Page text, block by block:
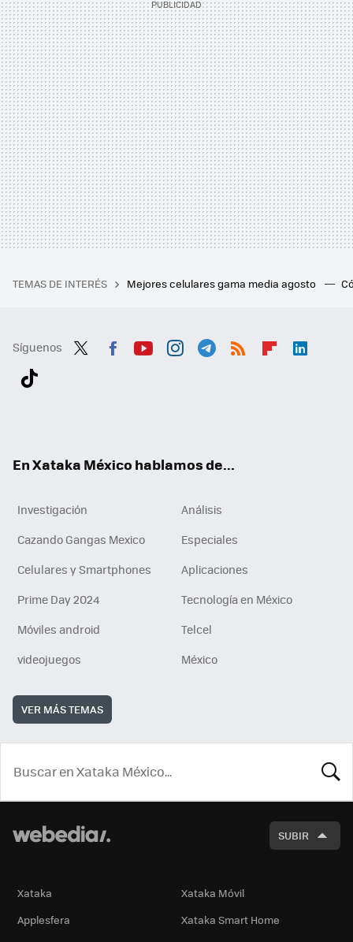
TEMAS DE INTERÉS Mejores celulares gama media agosto
Síguenos
En Xataka México hablamos de...
Investigación
Análisis
Cazando Gangas Mexico
Especiales
Celulares y Smartphones
Aplicaciones
Prime Day 2024
Tecnología en México
Móviles android
Telcel
videojuegos
México
VER MÁS TEMAS
SUBIR
Xataka
Xataka Móvil
Applesfera
Xataka Smart Home